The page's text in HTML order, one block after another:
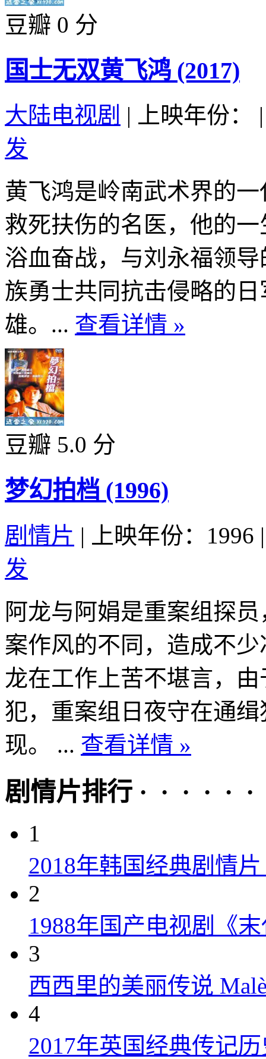
豆瓣 0 分
国士无双黄飞鸿 (2017)
大陆电视剧 | 上映年份：
|
发
黄飞鸿是岭南武术界的
救死扶伤的名医，他的
浴血奋战，与刘永福领
族勇士共同抗击侵略的
雄。... 查看详情 »
豆瓣 5.0 分
梦幻拍档 (1996)
剧情片 | 上映年份：1996 |
发
阿龙与阿娟是重案组探
案作风的不同，造成不
龙在工作上苦不堪言，
犯，重案组日夜守在通
现。 ... 查看详情 »
剧情片排行 · · · · · ·
1
2018年韩国经典剧情
2
1988年国产电视剧《
3
西西里的美丽传说
4
2017年英国经典传记